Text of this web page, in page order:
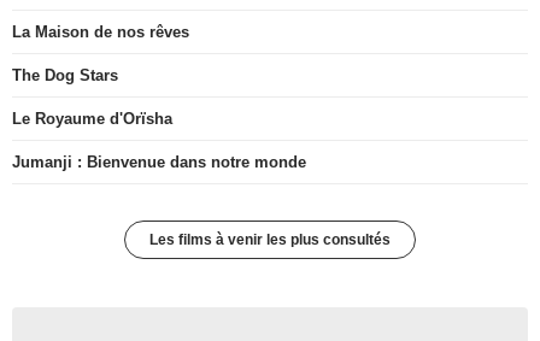
La Maison de nos rêves
The Dog Stars
Le Royaume d'Orïsha
Jumanji : Bienvenue dans notre monde
Les films à venir les plus consultés